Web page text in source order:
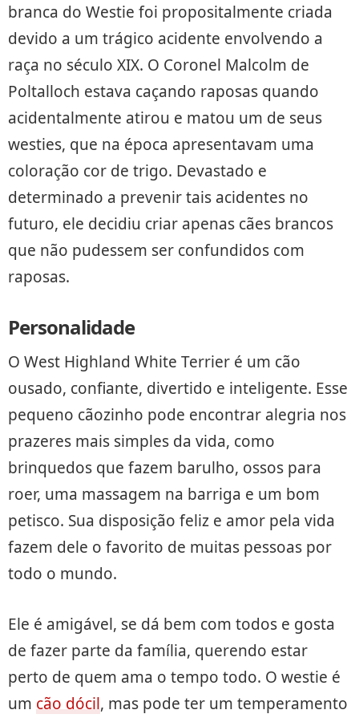
branca do Westie foi propositalmente criada
devido a um trágico acidente envolvendo a
raça no século XIX. O Coronel Malcolm de
Poltalloch estava caçando raposas quando
acidentalmente atirou e matou um de seus
westies, que na época apresentavam uma
coloração cor de trigo. Devastado e
determinado a prevenir tais acidentes no
futuro, ele decidiu criar apenas cães brancos
que não pudessem ser confundidos com
raposas.
Personalidade
O West Highland White Terrier é um cão
ousado, confiante, divertido e inteligente. Esse
pequeno cãozinho pode encontrar alegria nos
prazeres mais simples da vida, como
brinquedos que fazem barulho, ossos para
roer, uma massagem na barriga e um bom
petisco. Sua disposição feliz e amor pela vida
fazem dele o favorito de muitas pessoas por
todo o mundo.
Ele é amigável, se dá bem com todos e gosta
de fazer parte da família, querendo estar
perto de quem ama o tempo todo. O westie é
um cão dócil, mas pode ter um temperamento